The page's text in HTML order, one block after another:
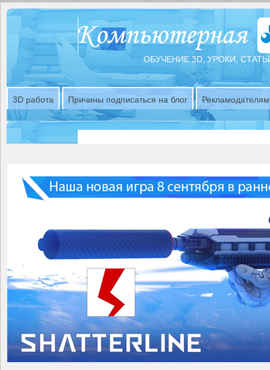
ОБУЧЕНИЕ 3D, УРОКИ,
3D работа Причины подписаться на блог Рекламодателям